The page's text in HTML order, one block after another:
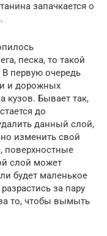
запачкается о
песка, то такой
первую очередь
и дорожных
кузов. Бывает так,
до
данный слой,
изменить свой
поверхностные
слой может
будет маленькое
за пару
то, чтобы вымыть